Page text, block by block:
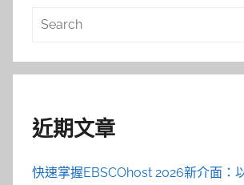
搜
近期文章
快速掌握EBSCOhost 2026新介面：